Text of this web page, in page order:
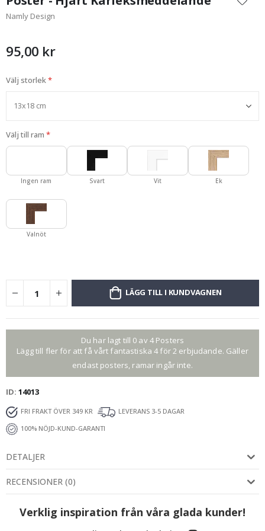
början
av
Namly Design
95,00 kr
Välj storlek
Välj till ram
Ingen ram Svart Vit Ek
Valnöt
LÄGG TILL I KUNDVAGNEN
Du har lagt till 0 av 4 Posters
Lägg till fler för att få vårt fantastiska 4 för 2 erbjudande. Gäller
endast posters, ramar ingår inte.
ID 14013
FRI FRAKT ÖVER 349 KR
LEVERANS 3-5 DAGAR
100% NÖJD-KUND-GARANTI
DETALJER
RECENSIONER (0)
Verklig inspiration från våra glada kunder!